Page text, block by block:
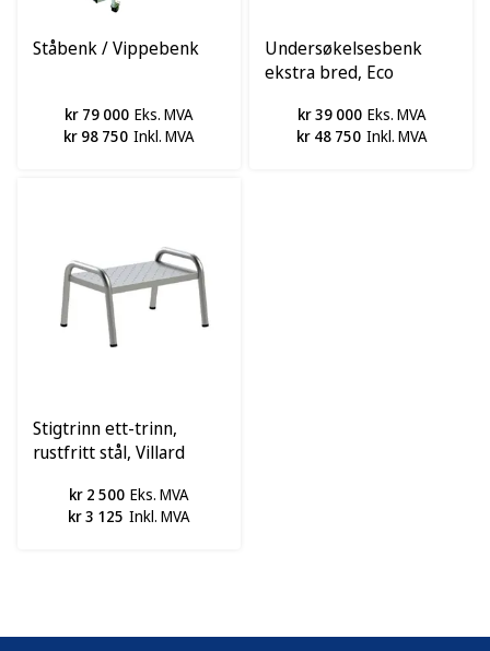
Ståbenk / Vippebenk
kr 79 000 Eks. MVA
kr 98 750 Inkl. MVA
Undersøkelsesbenk
ekstra bred, Eco
kr 39 000 Eks. MVA
kr 48 750 Inkl. MVA
Stigtrinn ett-trinn,
rustfritt stål, Villard
kr 2 500 Eks. MVA
kr 3 125 Inkl. MVA